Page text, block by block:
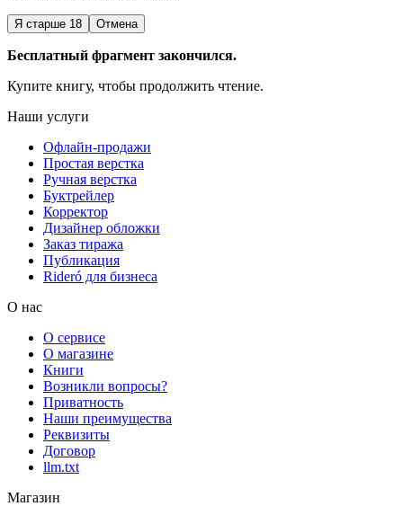
Я старше 18 Отмена
Бесплатный фрагмент закончился.
Купите книгу, чтобы продолжить чтение.
Наши услуги
Офлайн-продажи
Простая верстка
Ручная верстка
Буктрейлер
Корректор
Дизайнер обложки
Заказ тиража
Публикация
Rideró для бизнеса
О нас
О сервисе
О магазине
Книги
Возникли вопросы?
Приватность
Наши преимущества
Реквизиты
Договор
llm.txt
Магазин